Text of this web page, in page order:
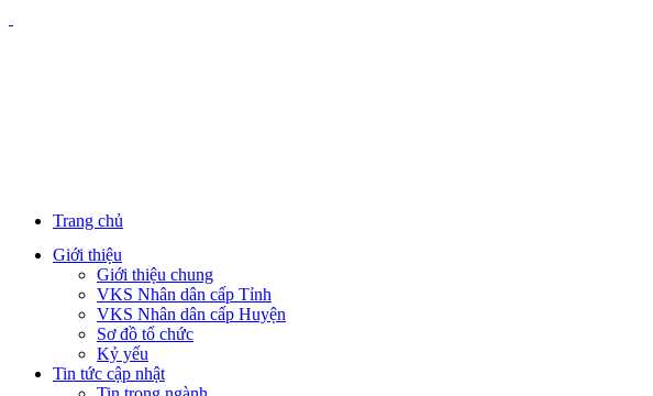
Trang chủ
Giới thiệu
Giới thiệu chung
VKS Nhân dân cấp Tỉnh
VKS Nhân dân cấp Huyện
Sơ đồ tổ chức
Kỷ yếu
Tin tức cập nhật